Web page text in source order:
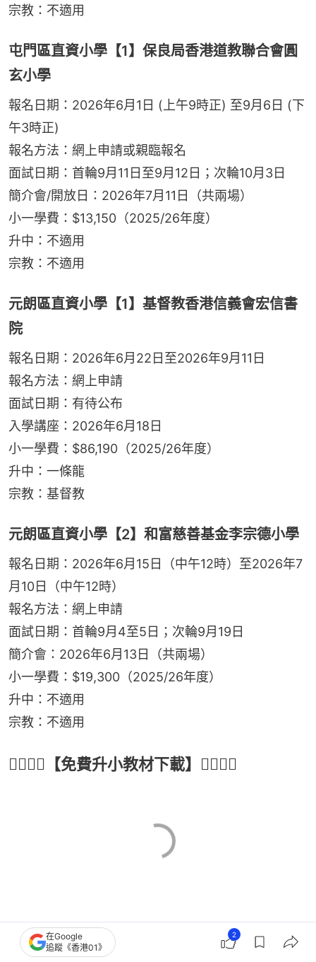
宗教：不適用
屯門區直資小學【1】保良局香港道教聯合會圓
玄小學
報名日期：2026年6月1日 (上午9時正) 至9月6日 (下
午3時正)
報名方法：網上申請或親臨報名
面試日期：首輪9月11日至9月12日；次輪10月3日
簡介會/開放日：2026年7月11日（共兩場）
小一學費：$13,150（2025/26年度）
升中：不適用
宗教：不適用
元朗區直資小學【1】基督教香港信義會宏信書
院
報名日期：2026年6月22日至2026年9月11日
報名方法：網上申請
面試日期：有待公布
入學講座：2026年6月18日
小一學費：$86,190（2025/26年度）
升中：一條龍
宗教：基督教
元朗區直資小學【2】和富慈善基金李宗德小學
報名日期：2026年6月15日（中午12時）至2026年7
月10日（中午12時）
報名方法：網上申請
面試日期：首輪9月4至5日；次輪9月19日
簡介會：2026年6月13日（共兩場）
小一學費：$19,300（2025/26年度）
升中：不適用
宗教：不適用
👇🏻👇🏻【免費升小教材下載】👇🏻👇🏻
在Google
追蹤《香港01》
2